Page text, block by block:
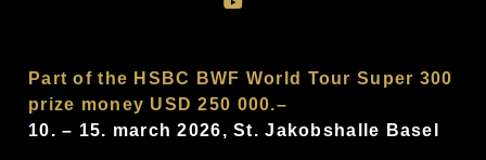
Part of the HSBC BWF World Tour Super 300
prize money USD 250 000.–
10. – 15. march 2026, St. Jakobshalle Basel